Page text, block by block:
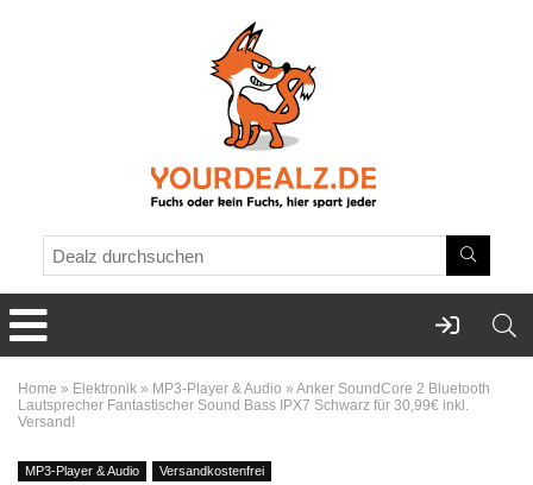
Home » Elektronik » MP3-Player & Audio » Anker SoundCore 2 Bluetooth
Lautsprecher Fantastischer Sound Bass IPX7 Schwarz für 30,99€ inkl.
Versand!
MP3-Player & Audio Versandkostenfrei